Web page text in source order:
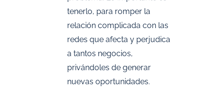
tenerlo, para romper la
relación complicada con las
redes que afecta y perjudica
a tantos negocios,
privándoles de generar
nuevas oportunidades.